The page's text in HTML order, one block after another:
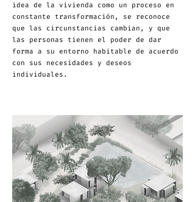
idea de la vivienda como un proceso en
constante transformación, se reconoce
que las circunstancias cambian, y que
las personas tienen el poder de dar
forma a su entorno habitable de acuerdo
con sus necesidades y deseos
individuales.